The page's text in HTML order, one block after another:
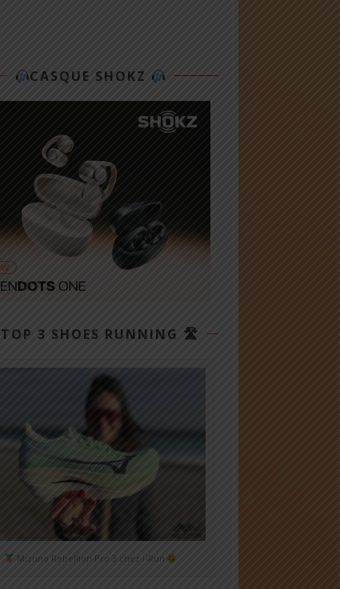
CASQUE SHOKZ
TOP 3 SHOES RUNNING 🛣
Mizuno Rebellion Pro 3 chez i-Run